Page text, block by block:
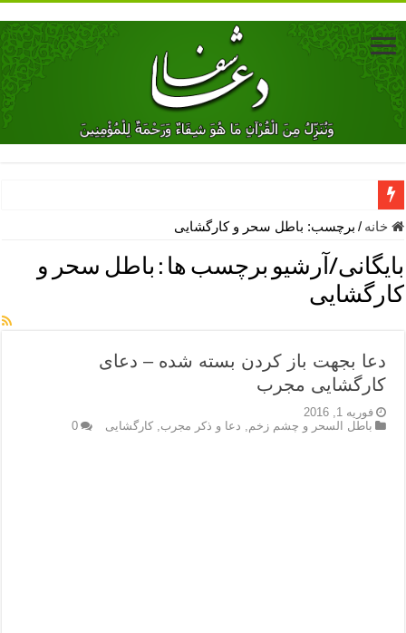
دعای جلب محبت فوری معشوق – دعای جلب محبت شوهر
دعای مشکل گشا برای رفع فقر – ذکرهای روزی‌ بخش
معجزات دعای یا من اظهر الجمیل – دعای یا من اظهر الجمیل برای
مهم ترین اذکار الهی و فضیلت آن ها – ذکر مخصوص مستجاب الدعوه
نماز حاجت برای کار گشایی- دعای رفع مشکلات و طلب حاجت
دعای رفع فقر و طلب رزق و روزی – آیه‌ جلب ثروت و برکت مال
خانه / برچسب: باطل سحر و کارگشایی
بایگانی/آرشیو برچسب ها : باطل سحر و
کارگشایی
دعا بجهت باز کردن بسته شده – دعای
کارگشایی مجرب
فوریه 1, 2016
باطل السحر و چشم زخم
دعا و ذکر مجرب ,کارگشایی 0